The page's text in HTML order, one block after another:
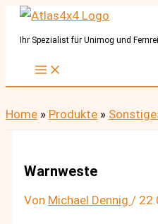
Zum
InhaltIhr Spezialist für Unimog und
Home » Produkte »
Warnweste
Von Michael Dennig/